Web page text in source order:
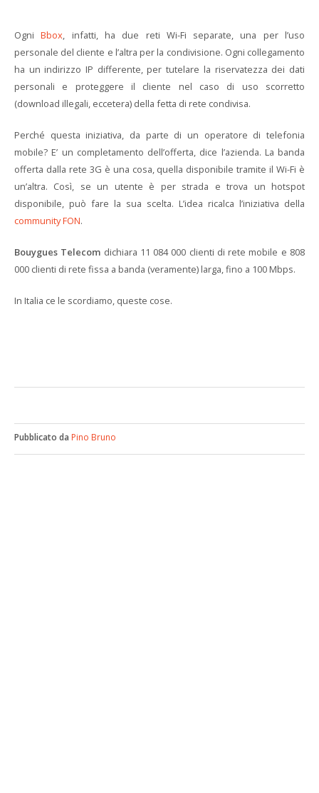
OgniBbox, infatti, ha due reti Wi-Fi separate, una per l’uso
personale del cliente e l’altra per la condivisione. Ogni collegamento
ha un indirizzo IP differente, per tutelare la riservatezza dei dati
personali e proteggere il cliente nel caso di uso scorretto
(download illegali, eccetera) della fetta di rete condivisa.
Perché questa iniziativa, da parte di un operatore di telefonia
mobile? E’ un completamento dell’offerta, dice l’azienda. La banda
offerta dalla rete 3G è una cosa, quella disponibile tramite il Wi-Fi è
un’altra. Così, se un utente è per strada e trova un hotspot
disponibile, può fare la sua scelta. L’idea ricalca l’iniziativa della
community FON.
Bouygues Telecom dichiara 11 084 000 clienti di rete mobile e 808
000 clienti di rete fissa a banda (veramente) larga, fino a 100 Mbps.
In Italia ce le scordiamo, queste cose.
Pubblicato da Pino Bruno